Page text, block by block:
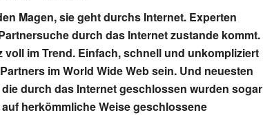
Magen, sie geht durchs Internet. Experten
durch das Internet zustande kommt.
voll im Trend. Einfach, schnell und unkompliziert
im World Wide Web sein. Und neuesten
durch das Internet geschlossen wurden sogar
herkömmliche Weise geschlossene